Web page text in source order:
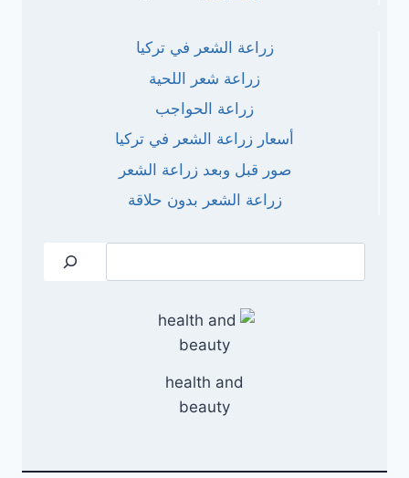
زراعة الشعر في تركيا
زراعة شعر اللحية
زراعة الحواجب
أسعار زراعة الشعر في تركيا
صور قبل وبعد زراعة الشعر
زراعة الشعر بدون حلاقة
health and
beauty